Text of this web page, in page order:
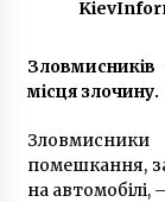
місця злочину.
помешкання,
на автомобілі,